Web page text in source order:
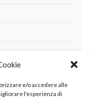
e/o accedere alle
l'esperienza di